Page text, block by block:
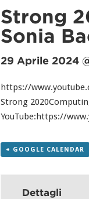
Strong
Sonia
29 Aprile 2024
https://
Strong
YouTube:https://
+ GOOGLE CALENDAR
Dettagli